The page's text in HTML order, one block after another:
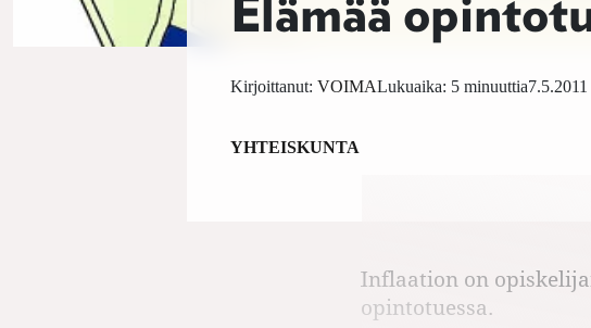
Elämää
7.5.2011
Kirjoittanut: VOIMALukuaika: 5 minuuttia
YHTEISKUNTA
Inflaation on
opintotuessa.